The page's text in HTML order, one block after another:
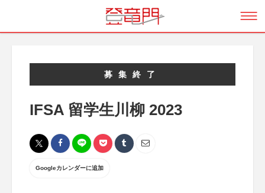
募集終了
IFSA 留学生川柳 2023
Googleカレンダーに追加